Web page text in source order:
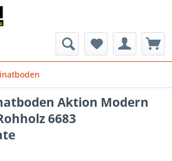
Aktion Modern
6683